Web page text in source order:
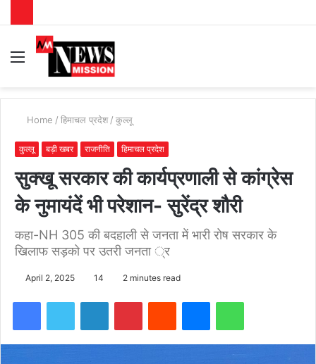
Menu
Home / हिमाचल प्रदेश / कुल्लू
कुल्लू बड़ी खबर राजनीति हिमाचल प्रदेश
सुक्खू सरकार की कार्यप्रणाली से कांग्रेस
के नुमायंदें भी परेशान- सुरेंद्र शौरी
कहा-NH 305 की बदहाली से जनता में भारी रोष सरकार के
खिलाफ सड़को पर उतरी जनता ्र
April 2, 2025 14 2 minutes read